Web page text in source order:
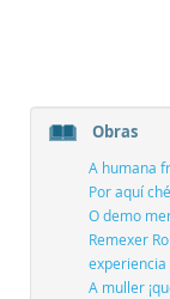
Obras
A humana
Por aquí
O demo
Remexer
experiencia
A muller